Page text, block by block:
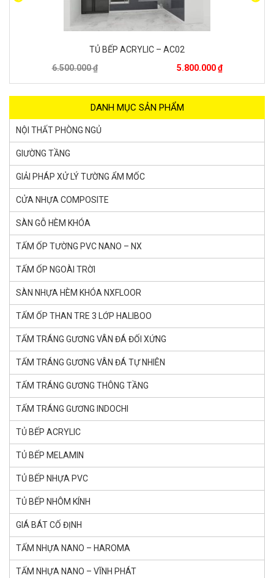
TỦ BẾP ACRYLIC – AC03
6.500.000 ₫
5.800.000 ₫
DANH MỤC SẢN PHẨM
NỘI THẤT PHÒNG NGỦ
GIƯỜNG TẦNG
GIẢI PHÁP XỬ LÝ TƯỜNG ẨM MỐC
CỬA NHỰA COMPOSITE
SÀN GỖ HÈM KHÓA
TẤM ỐP TƯỜNG PVC NANO – NX
TẤM ỐP NGOÀI TRỜI
SÀN NHỰA HÈM KHÓA NXFLOOR
TẤM ỐP THAN TRE 3 LỚP HALIBOO
TẤM TRÁNG GƯƠNG VÂN ĐÁ ĐỐI XỨNG
TẤM TRÁNG GƯƠNG VÂN ĐÁ TỰ NHIÊN
TẤM TRÁNG GƯƠNG THÔNG TẦNG
TẤM TRÁNG GƯƠNG INDOCHI
TỦ BẾP ACRYLIC
TỦ BẾP MELAMIN
TỦ BẾP NHỰA PVC
TỦ BẾP NHÔM KÍNH
GIÁ BÁT CỐ ĐỊNH
TẤM NHỰA NANO – HAROMA
TẤM NHỰA NANO – VĨNH PHÁT